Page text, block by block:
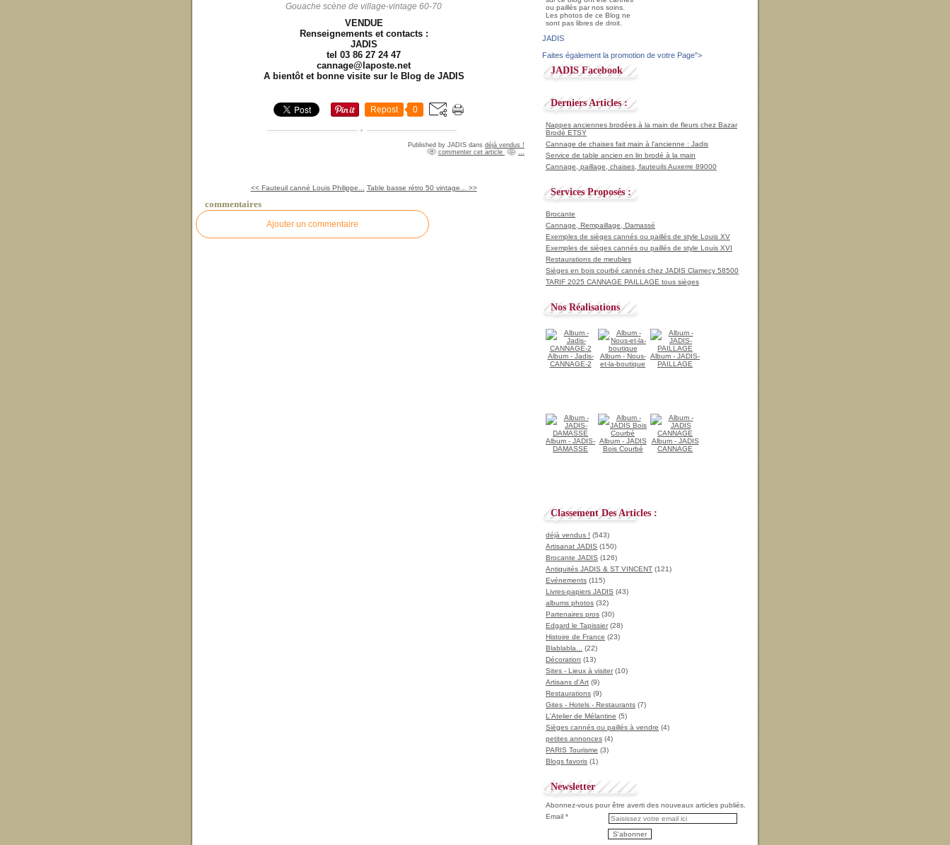
Gouache scène de village-vintage 60-70
VENDUE
Renseignements et contacts :
JADIS
tel 03 86 27 24 47
cannage@laposte.net
A bientôt et bonne visite sur le Blog de JADIS
Repost 0
Published by JADIS dans déjà vendus !
commenter cet article
…
<< Fauteuil canné Louis Philippe... Table basse rétro 50 vintage... >>
commentaires
Ajouter un commentaire
ou paillés par nos soins.
Les photos de ce Blog ne
sont pas libres de droit.
JADIS
Faites également la promotion de votre Page">
JADIS Facebook
Derniers Articles :
Nappes anciennes brodées à la main de fleurs chez Bazar
Brodé ETSY
Cannage de chaises fait main à l'ancienne : Jadis
Service de table ancien en lin brodé à la main
Cannage, paillage, chaises, fauteuils Auxerre 89000
Services Proposés :
Brocante
Cannage, Rempaillage, Damassé
Exemples de sièges cannés ou paillés de style Louis XV
Exemples de sièges cannés ou paillés de style Louis XVI
Restaurations de meubles
Sièges en bois courbé cannés chez JADIS Clamecy 58500
TARIF 2025 CANNAGE PAILLAGE tous sièges
Nos Réalisations
Album - Jadis-
CANNAGE-2
Album - Nous-
et-la-boutique
Album - JADIS-
PAILLAGE
Album - JADIS-
DAMASSE
Album - JADIS
Bois Courbé
Album - JADIS
CANNAGE
Classement Des Articles :
déjà vendus ! (543)
Artisanat JADIS (150)
Brocante JADIS (126)
Antiquités JADIS & ST VINCENT (121)
Evénements (115)
Livres-papiers JADIS (43)
albums photos (32)
Partenaires pros (30)
Edgard le Tapissier(28)
Histoire de France (23)
Blablabla...
(22)
Décoration (13)
Sites - Lieux à visiter(10)
Artisans d'Art (9)
Restaurations (9)
Gites - Hotels - Restaurants (7)
L'Atelier de Mélantine (5)
Sièges cannés ou paillés à vendre (4)
petites annonces (4)
PARIS Tourisme (3)
Blogs favoris (1)
Newsletter
Abonnez-vous pour être averti des nouveaux articles publiés.
Email